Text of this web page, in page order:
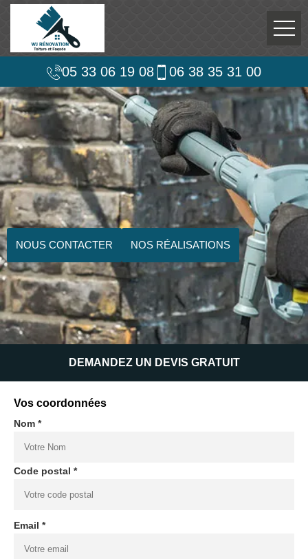
05 33 06 19 08 06 38 35 31 00
NOUS CONTACTER NOS RÉALISATIONS
DEMANDEZ UN DEVIS GRATUIT
Vos coordonnées
Nom *
Code postal *
Email *